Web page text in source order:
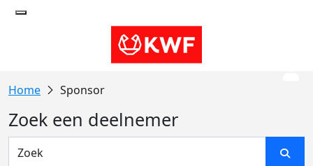
Sponsor
Zoek een deelnemer